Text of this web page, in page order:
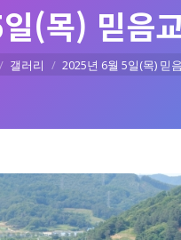
(목) 믿음
갤러리 2025년 6월 5일(목) 믿